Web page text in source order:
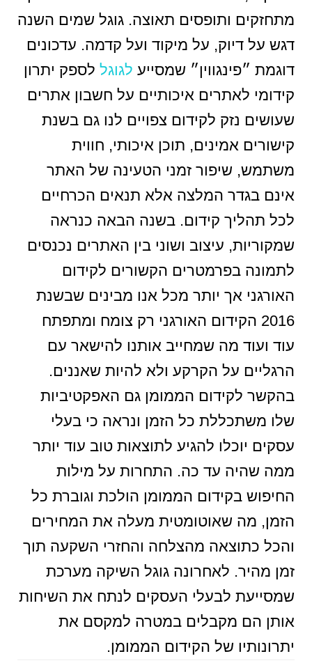
מתחזקים ותופסים תאוצה. גוגל שמים השנה
דגש על דיוק, על מיקוד ועל קדמה. עדכונים
דוגמת ״פינגווין״ שמסייע לגוגל לספק יתרון
קידומי לאתרים איכותיים על חשבון אתרים
שעושים נזק לקידום צפויים לנו גם בשנת
קישורים אמינים, תוכן איכותי, חווית
משתמש, שיפור זמני הטעינה של האתר
אינם בגדר המלצה אלא תנאים הכרחיים
לכל תהליך קידום. בשנה הבאה כנראה
שמקוריות, עיצוב ושוני בין האתרים נכנסים
לתמונה בפרמטרים הקשורים לקידום
האורגני אך יותר מכל אנו מבינים שבשנת
2016 הקידום האורגני רק צומח ומתפתח
עוד ועוד מה שמחייב אותנו להישאר עם
הרגליים על הקרקע ולא להיות שאננים.
בהקשר לקידום הממומן גם האפקטיביות
שלו משתכללת כל הזמן ונראה כי בעלי
עסקים יוכלו להגיע לתוצאות טוב עוד יותר
ממה שהיה עד כה. התחרות על מילות
החיפוש בקידום הממומן הולכת וגוברת כל
הזמן, מה שאוטומטית מעלה את המחירים
והכל כתוצאה מהצלחה והחזרי השקעה תוך
זמן מהיר. לאחרונה גוגל השיקה מערכת
שמסייעת לבעלי העסקים לנתח את השיחות
אותן הם מקבלים במטרה למקסם את
יתרונותיו של הקידום הממומן.